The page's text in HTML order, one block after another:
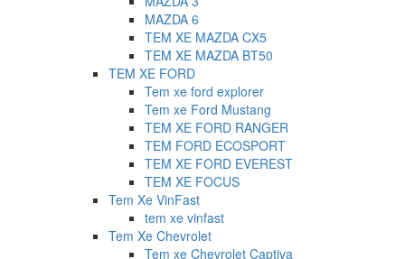
MAZDA 6
TEM XE MAZDA CX5
TEM XE MAZDA BT50
TEM XE FORD
Tem xe ford explorer
Tem xe Ford Mustang
TEM XE FORD RANGER
TEM FORD ECOSPORT
TEM XE FORD EVEREST
TEM XE FOCUS
Tem Xe VinFast
tem xe vinfast
Tem Xe Chevrolet
Tem xe Chevrolet Captiva